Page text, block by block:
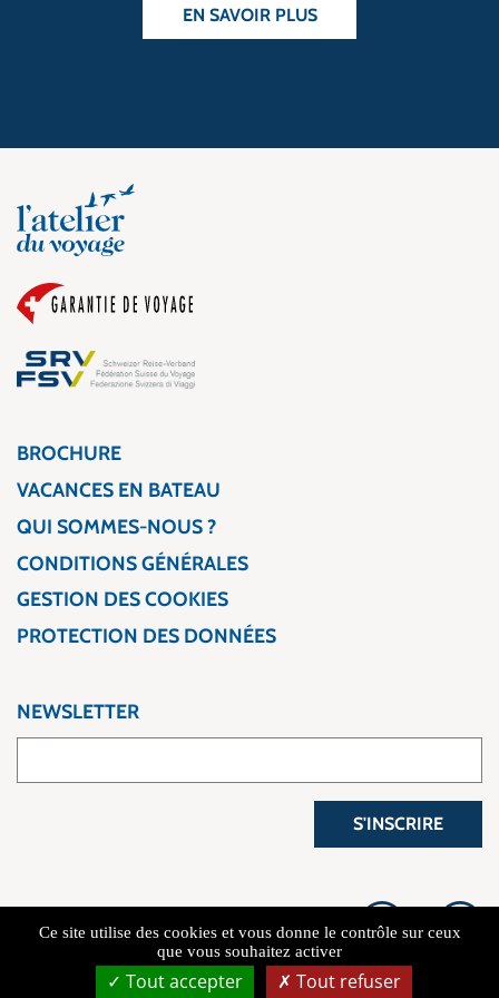
EN SAVOIR PLUS
BROCHURE
VACANCES EN BATEAU
QUI SOMMES-NOUS ?
CONDITIONS GÉNÉRALES
GESTION DES COOKIES
PROTECTION DES DONNÉES
NEWSLETTER
S'INSCRIRE
Ce site utilise des cookies et vous donne le contrôle sur ceux
que vous souhaitez activer
Tout accepter Tout refuser